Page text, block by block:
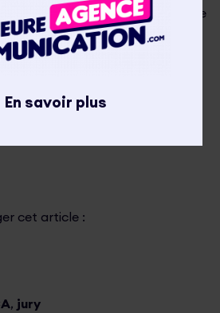
de laSoprema, elle a une
(DUT Info-Com de
en parallèle, elle apportera
aux campagnes en
cet article :
, jury
En savoir plus